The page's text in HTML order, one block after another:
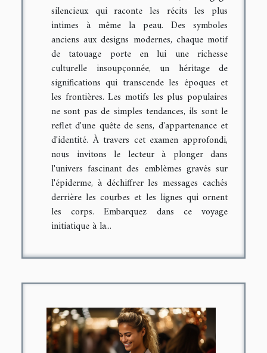
silencieux qui raconte les récits les plus
intimes à même la peau. Des symboles
anciens aux designs modernes, chaque motif
de tatouage porte en lui une richesse
culturelle insoupçonnée, un héritage de
significations qui transcende les époques et
les frontières. Les motifs les plus populaires
ne sont pas de simples tendances, ils sont le
reflet d'une quête de sens, d'appartenance et
d'identité. À travers cet examen approfondi,
nous invitons le lecteur à plonger dans
l'univers fascinant des emblèmes gravés sur
l'épiderme, à déchiffrer les messages cachés
derrière les courbes et les lignes qui ornent
les corps. Embarquez dans ce voyage
initiatique à la...